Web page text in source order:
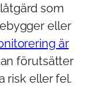
som
eller
är
förutsätter
risk eller fel.